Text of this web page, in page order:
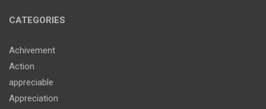
CATEGORIES
Achivement
Action
appreciable
Appreciation